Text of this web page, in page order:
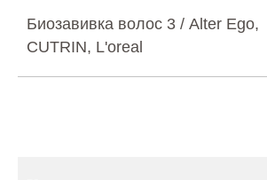
Биозавивка волос 3 / Alter Ego,
CUTRIN, L'oreal